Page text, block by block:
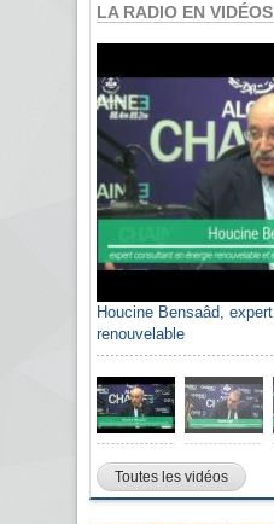
LA RADIO EN VIDÉOS
Houcine Bensaâd,
renouvelable
Sami Agli, président de
algérienne du patronat
Toutes les vidéos